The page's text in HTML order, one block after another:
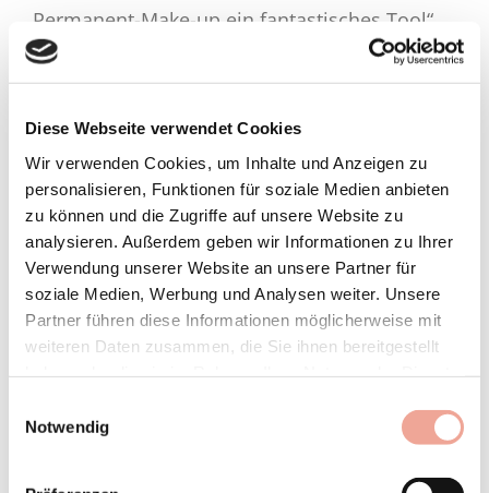
Diese Webseite verwendet Cookies
Wir verwenden Cookies, um Inhalte und Anzeigen zu
personalisieren, Funktionen für soziale Medien anbieten
zu können und die Zugriffe auf unsere Website zu
analysieren. Außerdem geben wir Informationen zu Ihrer
Verwendung unserer Website an unsere Partner für
soziale Medien, Werbung und Analysen weiter. Unsere
Partner führen diese Informationen möglicherweise mit
weiteren Daten zusammen, die Sie ihnen bereitgestellt
Notwendig
Permanent-Make-up ein fantastisches Tool“,
sagt die Spezialistin. „Narben beispielsweise
haben immer eine andere Farbe als der übrige
Hautton. Hier kann man mit einer behutsamen
Pigmentierung Anpassungen vornehmen und
sie optisch verschwinden lassen.“
Aber wie funktioniert Permanent-Make-up?
Oberstes Gebot ist immer eine fachgerechte
Ausführung von einem Spezialisten mit einer
ausführlichen Beratung, bei der Form und
Sensibilitätstest gemacht wird. Nach einer